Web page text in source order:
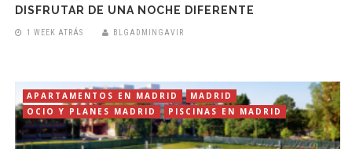
DISFRUTAR DE UNA NOCHE DIFERENTE
1 WEEK ATRÁS BLGADMINGAVIR
APARTAMENTOS EN MADRID
MADRID
OCIO Y PLANES MADRID
PISCINAS EN MADRID